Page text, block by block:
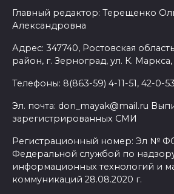
Главный редактор: Терещенко
Александровна
Адрес: 347740, Ростовская
район, г. Зерноград, ул. К. Маркса,
Телефоны: 8(863-59) 4-11-51, 42-0-53
Эл. почта: don_mayak@mail.ru
зарегистрированных СМИ
Регистрационный номер: Эл №
Федеральной службой по
информационных технологий и
коммуникаций 28.08.2020 г.